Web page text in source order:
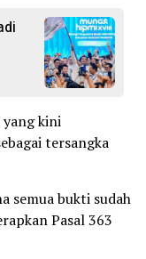
yang kini
tersangka
semua bukti sudah
Pasal 363